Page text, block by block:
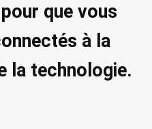
que vous
à la
la technologie.